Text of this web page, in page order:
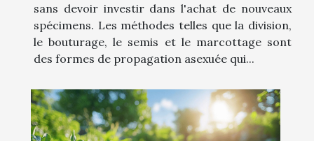
sans devoir investir dans l'achat de nouveaux
spécimens. Les méthodes telles que la division,
le bouturage, le semis et le marcottage sont
des formes de propagation asexuée qui...